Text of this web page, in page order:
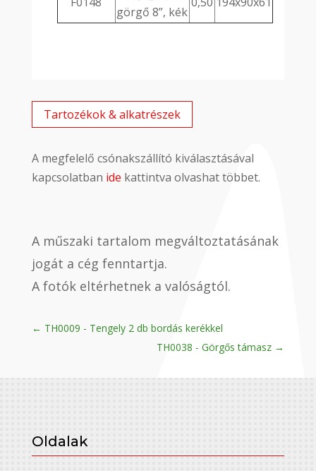
görgő 8”, kék
Tartozékok & alkatrészek
A megfelelő csónakszállító kiválasztásával
kapcsolatban ide kattintva olvashat többet.
A műszaki tartalom megváltoztatásának
jogát a cég fenntartja.
A fotók eltérhetnek a valóságtól.
← TH0009 - Tengely 2 db bordás kerékkel
TH0038 - Görgős támasz →
Oldalak